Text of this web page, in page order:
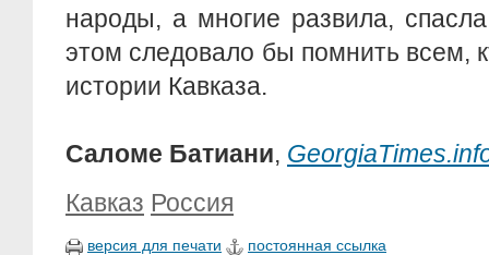
народы, а многие развила,
этом следовало бы помнить всем,
истории Кавказа.
Саломе Батиани,
Кавказ Россия
версия для печати постоянная ссылка